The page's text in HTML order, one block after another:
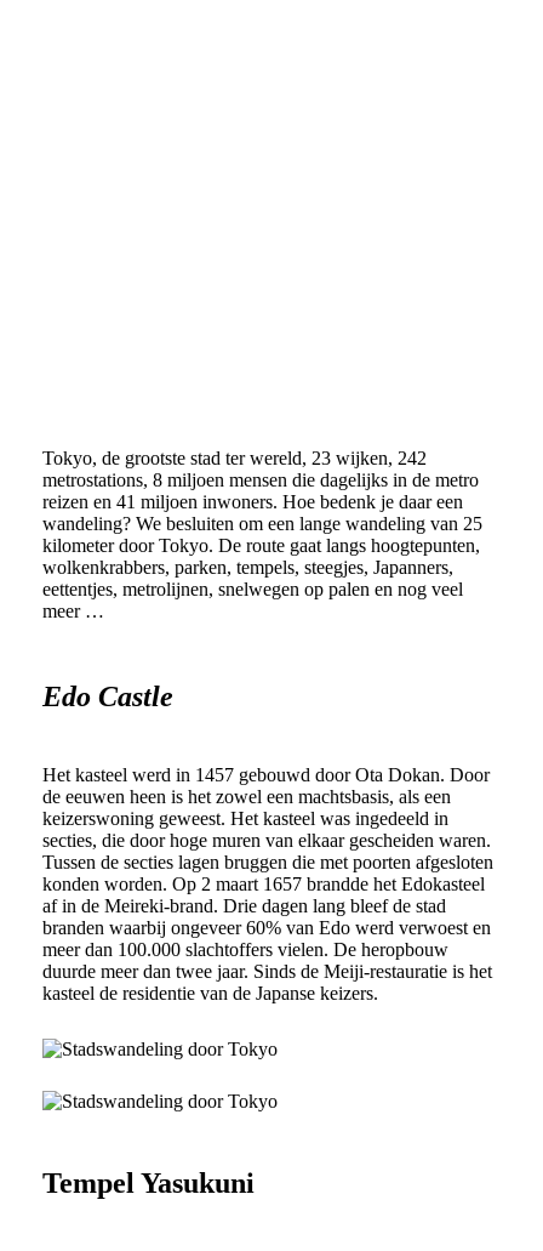
Tokyo, de grootste stad ter wereld, 23 wijken, 242
metrostations, 8 miljoen mensen die dagelijks in de metro
reizen en 41 miljoen inwoners. Hoe bedenk je daar een
wandeling? We besluiten om een lange wandeling van 25
kilometer door Tokyo. De route gaat langs hoogtepunten,
wolkenkrabbers, parken, tempels, steegjes, Japanners,
eettentjes, metrolijnen, snelwegen op palen en nog veel
meer …
Edo Castle
Het kasteel werd in 1457 gebouwd door Ota Dokan. Door
de eeuwen heen is het zowel een machtsbasis, als een
keizerswoning geweest. Het kasteel was ingedeeld in
secties, die door hoge muren van elkaar gescheiden waren.
Tussen de secties lagen bruggen die met poorten afgesloten
konden worden. Op 2 maart 1657 brandde het Edokasteel
af in de Meireki-brand. Drie dagen lang bleef de stad
branden waarbij ongeveer 60% van Edo werd verwoest en
meer dan 100.000 slachtoffers vielen. De heropbouw
duurde meer dan twee jaar. Sinds de Meiji-restauratie is het
kasteel de residentie van de Japanse keizers.
Tempel Yasukuni